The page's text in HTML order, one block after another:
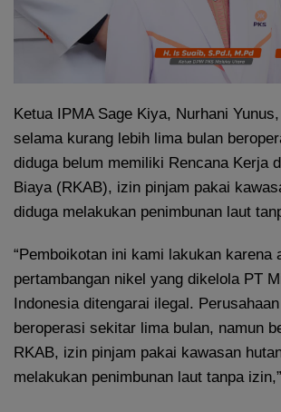
Ketua IPMA Sage Kiya, Nurhani
selama kurang lebih lima bulan
diduga belum memiliki Rencana Kerja
Biaya (RKAB), izin pinjam pakai
diduga melakukan penimbunan laut
“Pemboikotan ini kami lakukan karena
pertambangan nikel yang dikelola PT
Indonesia ditengarai ilegal.
beroperasi sekitar lima bulan, namun
RKAB, izin pinjam pakai kawasan
melakukan penimbunan laut tanpa